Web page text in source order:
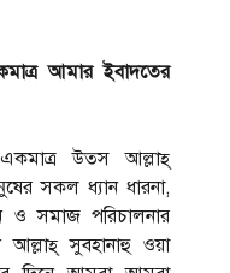
আমার ইবাদতের
উত্‍স আল্লাহ্
সকল ধ্যান ধারনা,
ও সমাজ পরিচালনার
সুবহানাহু ওয়া